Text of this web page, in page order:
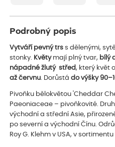
Podrobný popis
Vytváří pevný trs s dělenými,
stonky. Květymají plný tvar, bílý
nápadné žlutý střed, který květ
až červnu. Dorůstádo výšky
Pivoňku bělokvětou 'Cheddar
Paeoniaceae – pivoňkovité.
východní a střední Asie,
po severní a východní Čínu.
Roy G. Klehm v USA, v